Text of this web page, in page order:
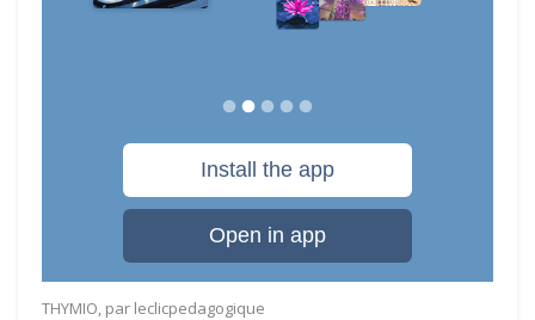
THYMIO, par leclicpedagogique